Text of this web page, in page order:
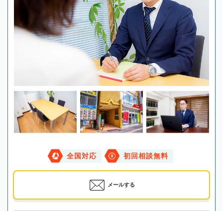
全国対応 初回相談無料
メールする